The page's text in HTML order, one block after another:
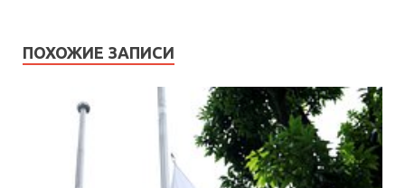
ПОХОЖИЕ ЗАПИСИ